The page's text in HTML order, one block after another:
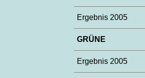
Ergebnis 2005
GRÜNE
Ergebnis 2005